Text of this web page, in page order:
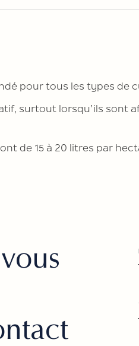
pour tous les types de
surtout lorsqu’ils sont
de 15 à 20 litres par